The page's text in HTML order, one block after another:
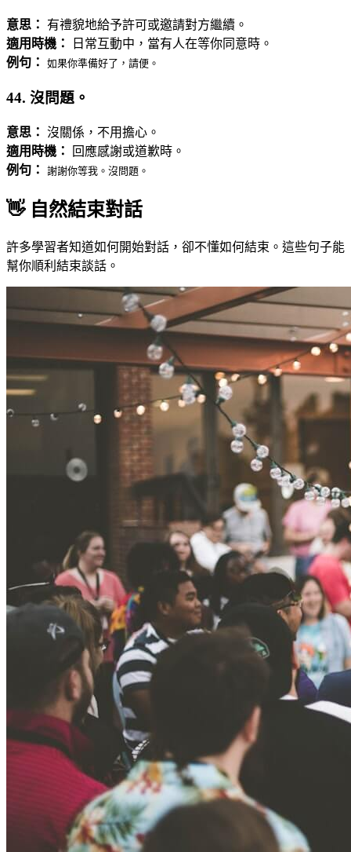
意思：
有禮貌地給予許可或邀請對方繼續。
適用時機：
日常互動中，當有人在等你同意時。
例句：
如果你準備好了，請便。
44. 沒問題。
意思： 沒關係，不用擔心。
適用時機：
回應感謝或道歉時。
例句：
謝謝你等我。沒問題。
👋 自然結束對話
許多學習者知道如何開始對話，卻不懂如何結束。這些句子能
幫你順利結束談話。